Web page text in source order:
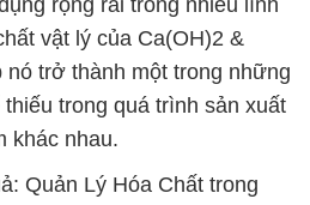
rộng rãi trong nhiều lĩnh
vật lý của Ca(OH)2 &
nó trở thành một trong những
trong quá trình sản xuất
khác nhau.
Quản Lý Hóa Chất trong